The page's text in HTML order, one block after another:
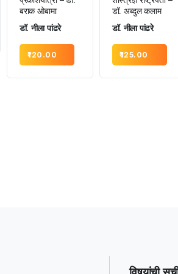
बराक ओबामा
डॉ. नीला पांढरे
120.00
डॉ. अब्दुल कलाम
डॉ. नीला पांढरे
125.00